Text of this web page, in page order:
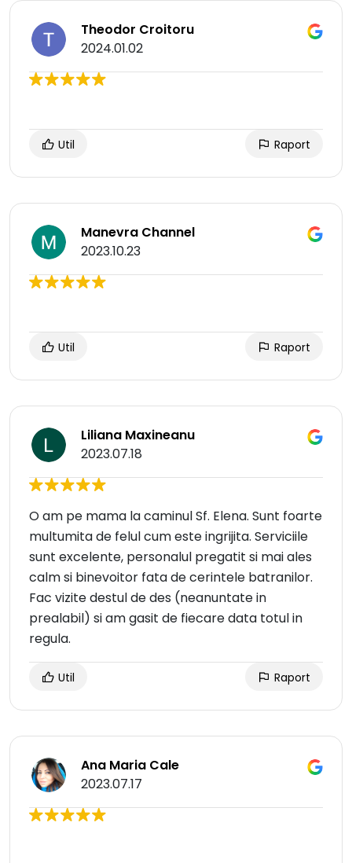
Theodor Croitoru
2024.01.02
Util Raport
Manevra Channel
2023.10.23
Util Raport
Liliana Maxineanu
2023.07.18
O am pe mama la caminul Sf. Elena. Sunt foarte
multumita de felul cum este ingrijita. Serviciile
sunt excelente, personalul pregatit si mai ales
calm si binevoitor fata de cerintele batranilor.
Fac vizite destul de des (neanuntate in
prealabil) si am gasit de fiecare data totul in
regula.
Util Raport
Ana Maria Cale
2023.07.17